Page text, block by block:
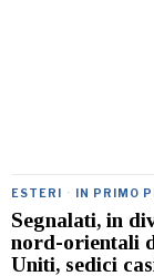
ESTERI · IN PRIMO
Segnalati, in
nord-orientali
Uniti, sedici